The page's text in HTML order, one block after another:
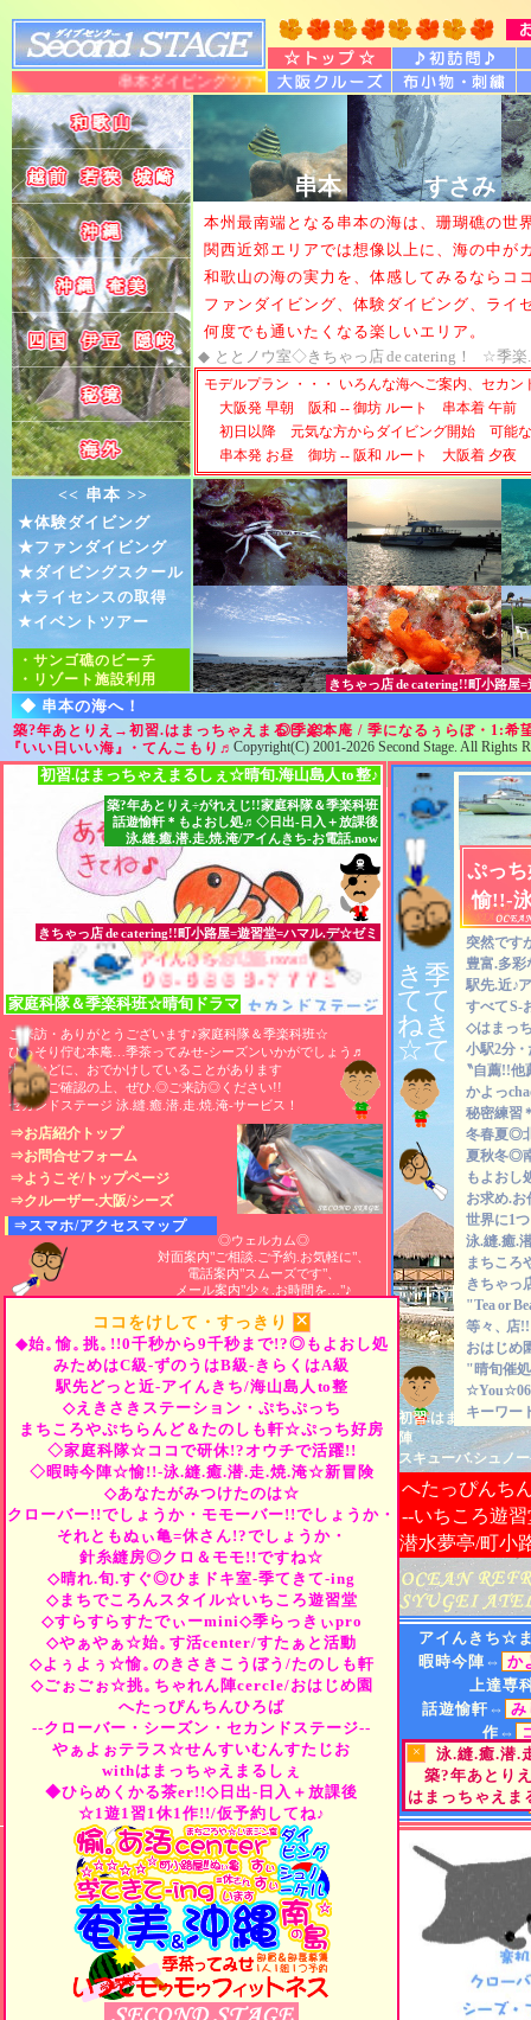
Copyright(C) 2001-2026 Second Stage. All Rights
きちゃっ店decatering!!町小路屋
築?年あとりえ→初習.はまっちゃえまるしぇ!!
『いい日いい海』
・てんこもり ♬
◎季楽本庵 / 季になるぅらぼ・1:希
串本ダイビングツアー 大阪発のダイビングサービス 店
串本 すさみ
本州最南端となる串本の海は、珊瑚礁の世
関西近郊エリアでは想像以上に、海の中が
和歌山の海の実力を、体感してみるならコ
ファンダイビング、体験ダイビング、ライ
何度でも通いたくなる楽しいエリア。
◆ ととノウ室◇きちゃっ店de catering！ ☆季楽
モデルプラン ・・・ いろんな海へご案内、セカ
大阪発 早朝 阪和 -- 御坊 ルート 串本着 午前
初日以降 元気な方からダイビング開始 可能
串本発 お昼 御坊 -- 阪和 ルート 大阪着 夕夜
<< 串本 >>
★体験ダイビング
★ファンダイビング
★ダイビングスクール
★ライセンスの取得
★イベントツアー
・サンゴ礁のビーチ
・リゾート施設利用
◆ 串本の海へ！
ご来訪・ありがとうございます♪家庭科隊＆季楽科班☆
ひっそり佇む本庵…季茶ってみせ-シーズンいかがでしょう ♬
水中などに、おでかけしていることがあります
所在をご確認の上、ぜひ.◎ご来訪◎ください!!
セカンドステージ 泳.縫.癒.潜.走.焼.淹-サービス！
⇒お店紹介トップ
⇒お問合せフォーム
⇒ようこそ/トップページ
⇒クルーザー.大阪/シーズ
⇒スマホ/アクセスマップ
◎ウェルカム◎
対面案内"ご相談.ご予約.お気軽に"、
電話案内"スムーズです"、
メール案内"少々.お時間を…"♪
初習.はまっちゃえまるしぇ☆晴旬.海山島人to整♪
家庭科隊＆季楽科班☆晴旬ドラマ
築?年あとりえ÷がれえじ!!家庭科隊＆季楽科班
話遊愉軒＊もよおし処♬◇日出-日入＋放課後
泳.縫.癒.潜.走.焼.淹/アイんきち-お電話.now
きちゃっ店decatering!!町小路屋=遊習堂=ハマル.デ☆ゼミ
アイんきち-お電話.now♬
アイんきち-お電話.now♬
アイんきち-お電話.now♬
０６-６８６３-７７７１
０６-６８６３-７７７１
０６-６８６３-７７７１
ぷっ
愉!!-
突然です
豊富.多
駅先.近♪
すべてS-
◇はまっ
小駅2分・
〝自薦!!
かよっ
秘密練習
冬春夏◎
夏秋冬◎
もよおし
お求め.お
世界に1
泳.縫.癒.
まちころ
きちゃっ
"Teaor
等々、店
おはじめ
"晴旬催
キーワー
き
て
ね
☆
季
て
き
て
初習.はまっちゃえ
陣
スキューバ.シュノ
へたっぴんち
--いちころ遊習
潜水夢亭/町小
アイんきち☆
暇時今陣⇔ か
上達専
話遊愉軒⇔ み
作⇔
遊⇔ "Teaor
街⇔ ひらめく
町小路屋⇔
泳.縫.癒.潜.
築?年あとり
はまっちゃえ
×
ココをけして・すっきり ×
◆始。愉。挑。!!0千秒から9千秒まで!?◎もよおし処
みためはC級-ずのうはB級-きらくはA級
駅先どっと近-アイんきち/海山島人 to整
◇えきさきステーション・ぷちぷっち
まちころやぷちらんど＆たのしも軒☆ぷっち好房
◇家庭科隊☆ココで研休!?オウチで活躍!!
◇暇時今陣☆愉!!-泳.縫.癒.潜.走.焼.淹☆新冒険
◇あなたがみつけたのは☆
クローバー!!でしょうか・モモーバー!!でしょうか・
それともぬぃ亀=休さん!?でしょうか・
針糸縫房◎クロ＆モモ!!ですね☆
◇晴れ.旬.すぐ◎ひまドキ室-季てきて-ing
◇まちでころんスタイル☆いちころ遊習堂
◇すらすらすたでぃーmini◇季らっきぃpro
◇やぁやぁ☆始。す活center/すたぁと活動
◇よぅよぅ☆愉。のきさきこうぼう/たのしも軒
◇ごぉごぉ☆挑。ちゃれん陣cercle/おはじめ園
へたっぴんちんひろば
--クローバー・シーズン・セカンドステージ--
やぁよぉテラス☆せんすいむんすたじお
withはまっちゃえまるしぇ
◆ひらめくかる茶er!!◇日出-日入＋放課後
☆1遊1習1休1作!!/仮予約してね♪